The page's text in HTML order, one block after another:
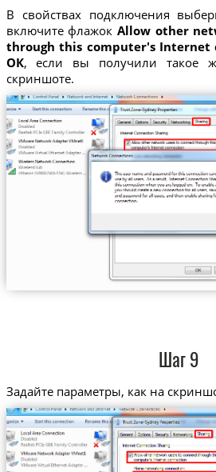
В свойствах подключения
включите флажок Allow other
through this computer's Internet
ОК, если вы получили такое
скриншоте.
Шаг 9
Задайте параметры, как на